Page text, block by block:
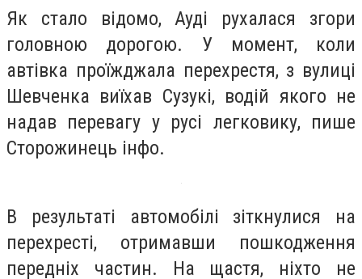
Як стало відомо, Ауді рухалася згори
головною дорогою. У момент, коли
автівка проїжджала перехрестя, з вулиці
Шевченка виїхав Сузукі, водій якого не
надав перевагу у русі легковику, пише
Сторожинець інфо.
В результаті автомобілі зіткнулися на
перехресті, отримавши пошкодження
передніх частин. На щастя, ніхто не